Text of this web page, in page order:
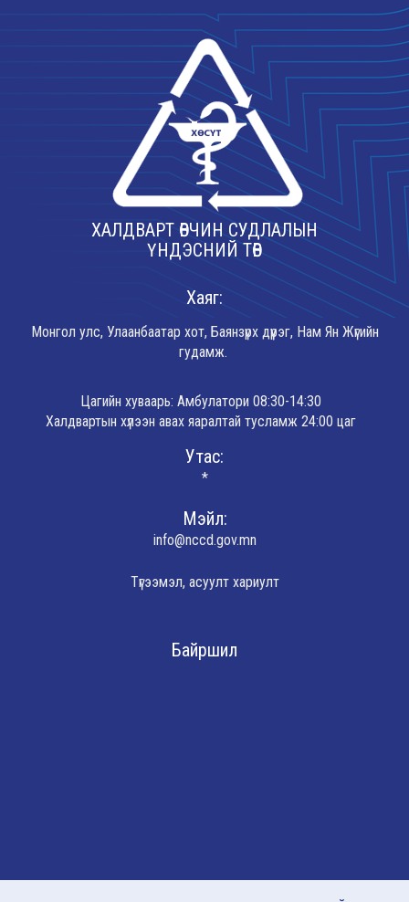
ХАЛДВАРТ ӨВЧИН СУДЛАЛЫН
ҮНДЭСНИЙ ТӨВ
Хаяг:
Монгол улс, Улаанбаатар хот, Баянзүрх дүүрэг, Нам Ян Жүгийн
гудамж.
Цагийн хуваарь: Амбулатори 08:30-14:30
Халдвартын хүлээн авах яаралтай тусламж 24:00 цаг
Утас:
*
Мэйл:
info@nccd.gov.mn
Түгээмэл, асуулт хариулт
Байршил